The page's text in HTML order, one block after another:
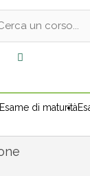
di maturità